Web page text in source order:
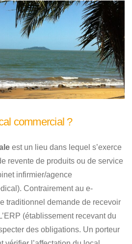
commercial ?
est un lieu dans lequel s’exerce
revente de produits ou de service
infirmier/agence
Contrairement au e-
traditionnel demande de recevoir
(établissement recevant du
des obligations. Un porteur